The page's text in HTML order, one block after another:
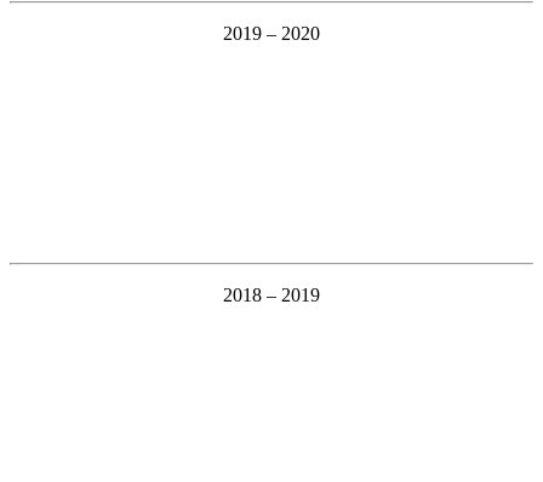
2019 – 2020
2018 – 2019